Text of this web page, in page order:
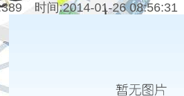
时间:2014-01-26 08:56:31